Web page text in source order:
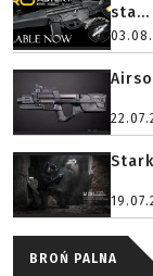
sta...
BROŃ PALNA